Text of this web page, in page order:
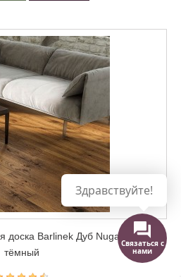
Barlinek Дуб Cardamomo Molti
серый
грн 2 Связаться с
нами